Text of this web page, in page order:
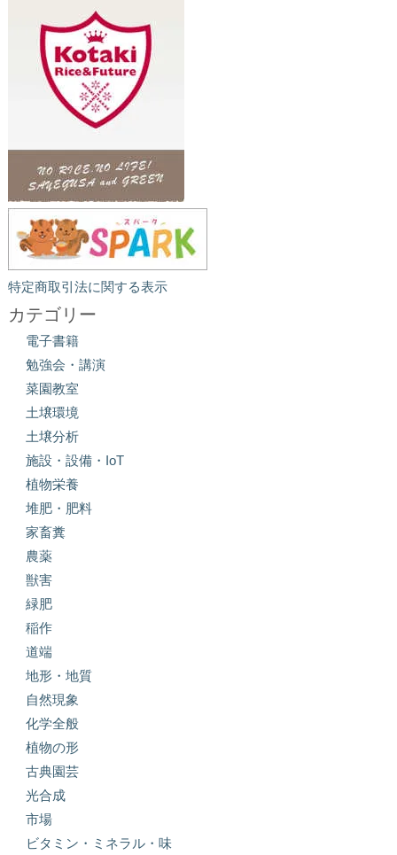
特定商取引法に関する表示
カテゴリー
電子書籍
勉強会・講演
菜園教室
土壌環境
土壌分析
施設・設備・IoT
植物栄養
堆肥・肥料
家畜糞
農薬
獣害
緑肥
稲作
道端
地形・地質
自然現象
化学全般
植物の形
古典園芸
光合成
市場
ビタミン・ミネラル・味